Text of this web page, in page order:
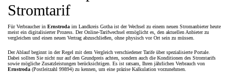
Stromtarif
Für Verbraucher in Ernstroda im Landkreis Gotha ist der Wechsel zu einem neuen Stromanbieter heute
meist ein digitalisierter Prozess. Der Online-Tarifwechsel ermöglicht es, den aktuellen Anbieter zu
vergleichen und einen neuen Vertrag abzuschließen, ohne physisch vor Ort sein zu müssen.
Der Ablauf beginnt in der Regel mit dem Vergleich verschiedener Tarife über spezialisierte Portale.
Dabei sollten Sie nicht nur auf den Grundpreis achten, sondern auch die Konditionen des Stromtarifs
sowie mögliche Zusatzleistungen berücksichtigen. Es ist ratsam, Ihren jährlichen Verbrauch von
Ernstroda (Postleitzahl 99894) zu kennen, um eine präzise Kalkulation vorzunehmen.